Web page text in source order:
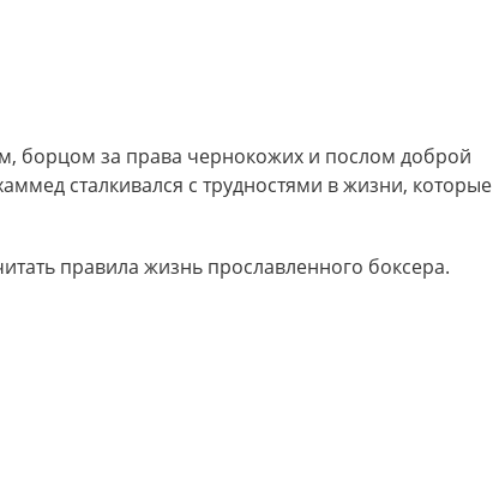
борцом за права чернокожих и послом доброй
сталкивался с трудностями в жизни, которые
правила жизнь прославленного боксера.